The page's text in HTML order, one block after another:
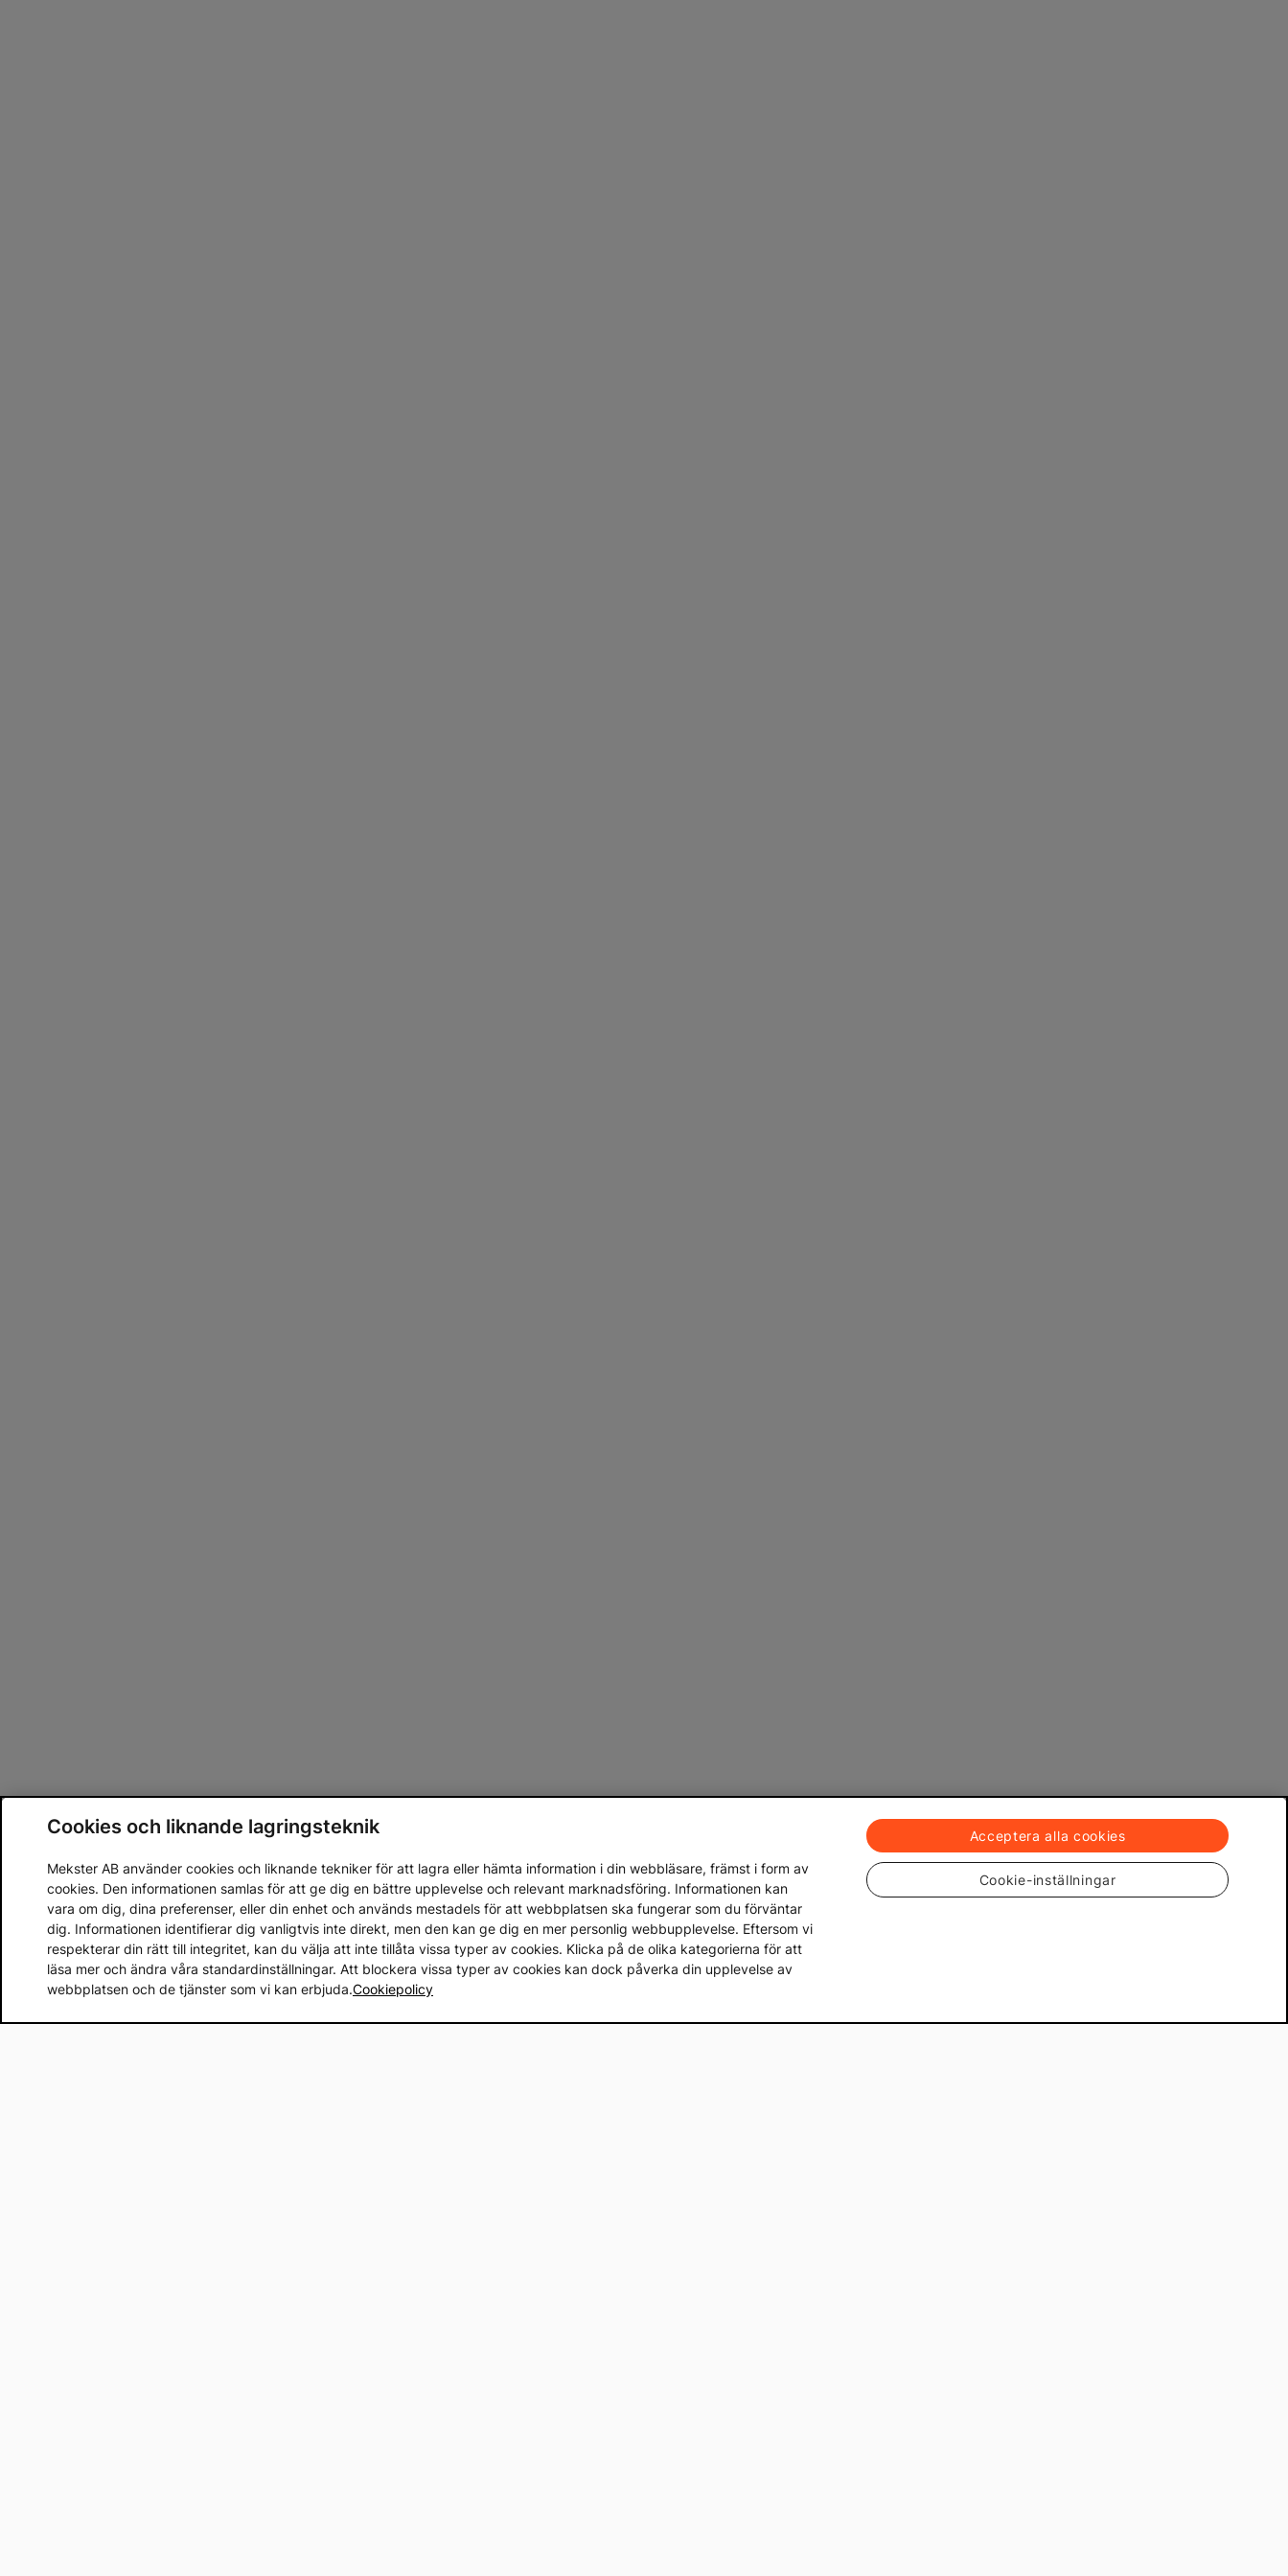
Cookies och liknande lagringsteknik
Mekster AB använder cookies och liknande tekniker för att lagra eller hämta information i din webbläsare, främst i form av
cookies. Den informationen samlas för att ge dig en bättre upplevelse och relevant marknadsföring. Informationen kan
vara om dig, dina preferenser, eller din enhet och används mestadels för att webbplatsen ska fungerar som du förväntar
dig. Informationen identifierar dig vanligtvis inte direkt, men den kan ge dig en mer personlig webbupplevelse. Eftersom vi
respekterar din rätt till integritet, kan du välja att inte tillåta vissa typer av cookies. Klicka på de olika kategorierna för att
läsa mer och ändra våra standardinställningar. Att blockera vissa typer av cookies kan dock påverka din upplevelse av
webbplatsen och de tjänster som vi kan erbjuda.Cookiepolicy
Acceptera alla cookies
Cookie-inställningar